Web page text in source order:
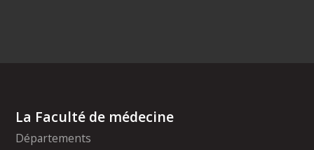
La Faculté de médecine
Départements